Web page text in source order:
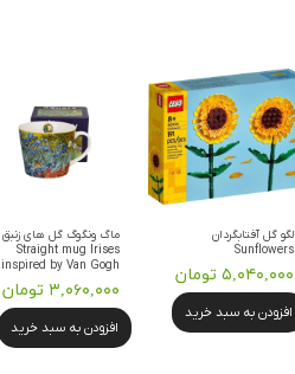
لگو گل آفتابگردان
Sunflowers
۵,۰۴۰,۰۰۰ تومان
افزودن به سبد خرید
ماگ ونگوگ گل های زنبق
Straight mug Irises
inspired by Van Gogh
۳,۰۶۰,۰۰۰ تومان
افزودن به سبد خرید